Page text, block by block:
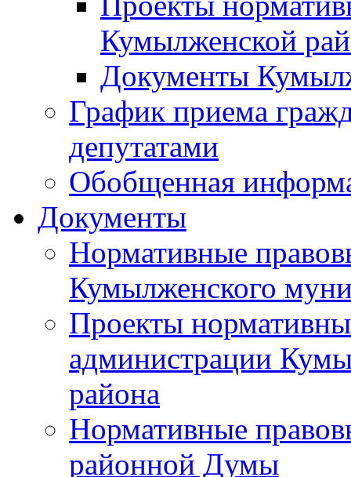
Кумылженской
Документы
График приема
депутатами
Обобщенная
Документы
Нормативные
Кумылженского
Проекты
администрации
района
Нормативные
районной Думы